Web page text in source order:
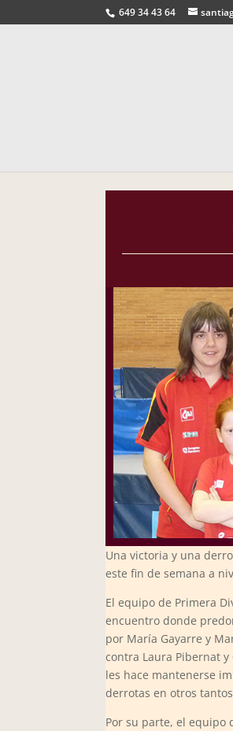
649 34 43 64
Una victoria y una
este fin de semana a
El equipo de Primera
encuentro donde
por María Gayarre y
contra Laura Pibernat
les hace mantenerse
derrotas en otros
Por su parte, el equipo